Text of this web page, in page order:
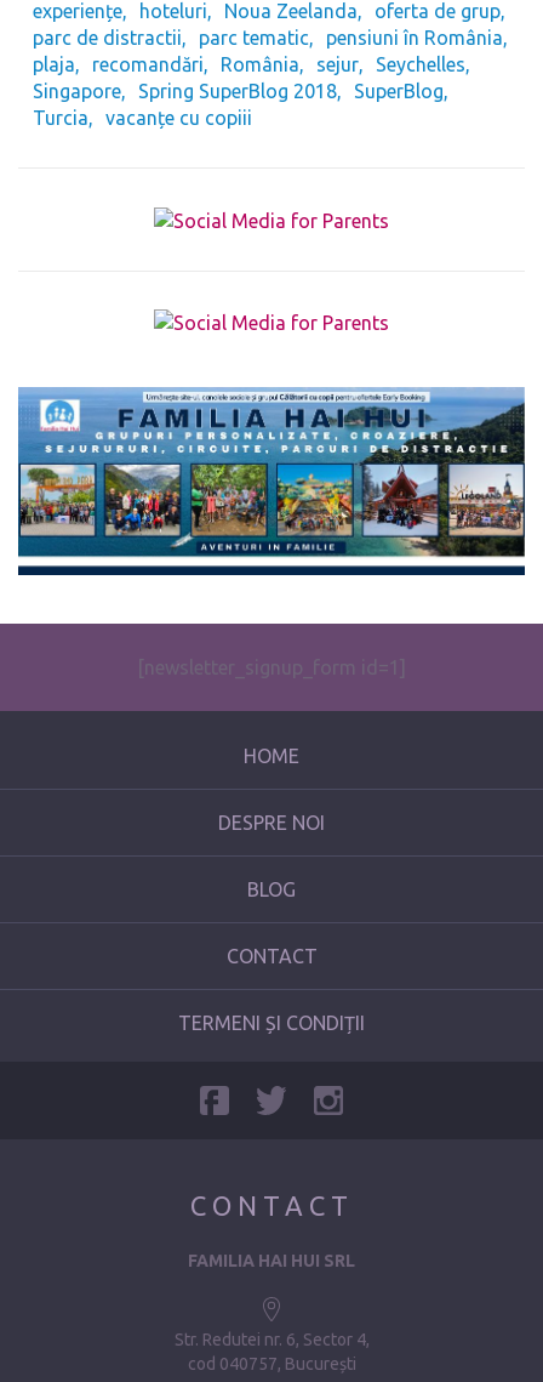
experiențe
hoteluri Noua Zeelanda
oferta de grup
parc de distractii
parc tematic
pensiuni în România
plaja
recomandări România sejur
Seychelles
Singapore
Spring SuperBlog 2018
SuperBlog
Turcia
vacanțe cu copiii
The form you have selected does not exist.
[newsletter_signup_form id=1]
HOME
DESPRE NOI
BLOG
CONTACT
TERMENI ȘI CONDIȚII
CONTACT
FAMILIA HAI HUI SRL
Str. Redutei nr. 6, Sector 4
cod 040757, București